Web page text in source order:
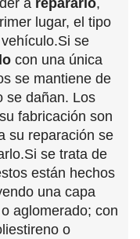
a repararlo,
lugar, el tipo
se
con una única
se mantiene de
se dañan. Los
fabricación son
su reparación se
se trata de
están hechos
una capa
aglomerado; con
o